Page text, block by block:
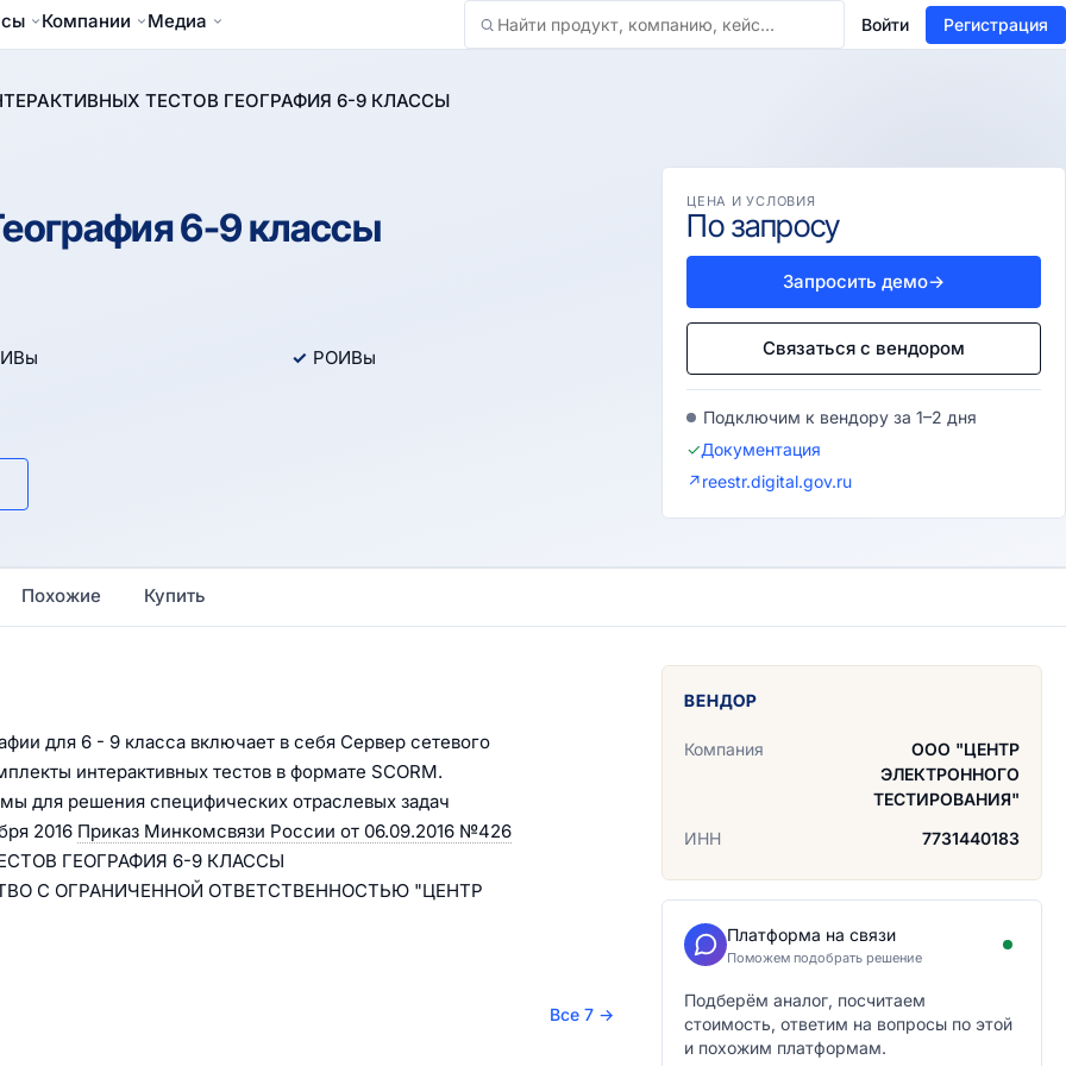
Компании Медиа
Найти Войти Регистрация
ТЕСТОВ ГЕОГРАФИЯ 6-9 КЛАССЫ
6-9 классы
РОИВы
ЦЕНА И УСЛОВИЯ
По запросу
Запросить демо→
Связаться с вендором
Подключим к вендору за 1–2 дня
✓Документация
↗reestr.digital.gov.ru
Похожие Купить
для 6 - 9 класса включает в себя Сервер сетевого
интерактивных тестов в формате SCORM.
для решения специфических отраслевых задач
2016 Приказ Минкомсвязи России от 06.09.2016 №426
ГЕОГРАФИЯ 6-9 КЛАССЫ
С ОГРАНИЧЕННОЙ ОТВЕТСТВЕННОСТЬЮ "ЦЕНТР
Все 7 →
ВЕНДОР
Компания
ООО "ЦЕНТР
ЭЛЕКТРОННОГО
ТЕСТИРОВАНИЯ"
ИНН
7731440183
Платформа на связи
Поможем подобрать решение
Подберём аналог, посчитаем
стоимость, ответим на вопросы по этой
и похожим платформам.